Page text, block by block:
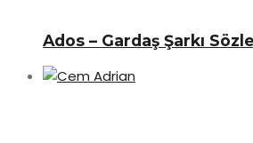
Ados – Gardaş Şarkı